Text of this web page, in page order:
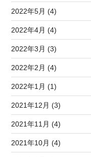
2022年5月 (4)
2022年4月 (4)
2022年3月 (3)
2022年2月 (4)
2022年1月 (1)
2021年12月 (3)
2021年11月 (4)
2021年10月 (4)